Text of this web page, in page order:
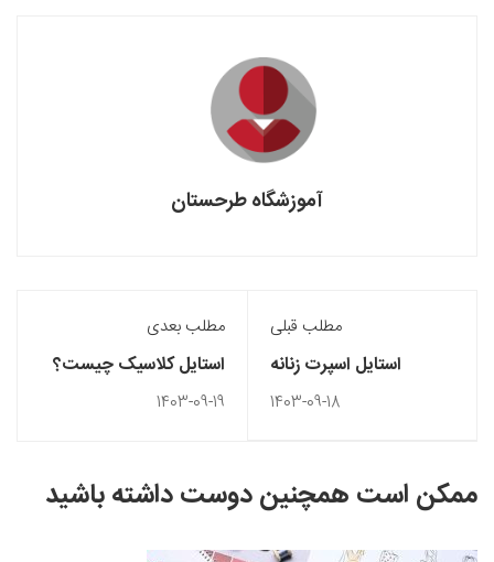
آموزشگاه طرحستان
مطلب قبلی
استایل اسپرت زنانه
1403-09-18
مطلب بعدی
استایل کلاسیک چیست؟
1403-09-19
ممکن است همچنین دوست داشته باشید